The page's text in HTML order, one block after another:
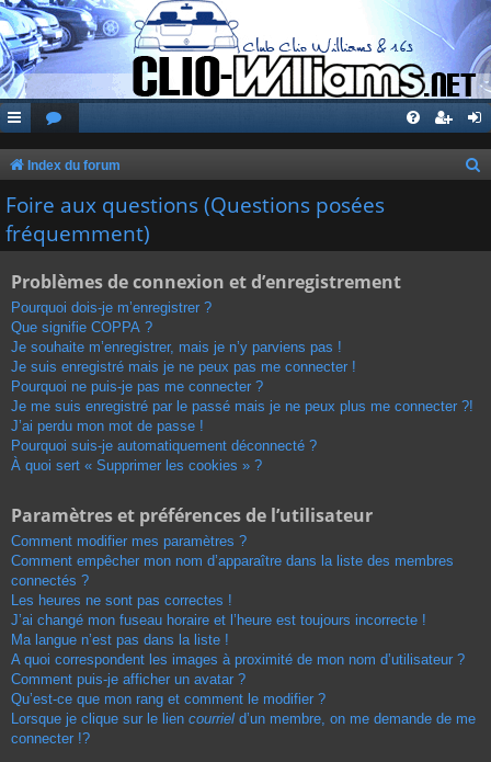
Index du forum
h
Foire aux questions (Questions posées
fréquemment)
Problèmes de connexion et d’enregistrement
Pourquoi dois-je m’enregistrer ?
Que signifie COPPA ?
Je souhaite m’enregistrer, mais je n’y parviens pas !
Je suis enregistré mais je ne peux pas me connecter !
Pourquoi ne puis-je pas me connecter ?
Je me suis enregistré par le passé mais je ne peux plus me connecter ?!
J’ai perdu mon mot de passe !
Pourquoi suis-je automatiquement déconnecté ?
À quoi sert « Supprimer les cookies » ?
Paramètres et préférences de l’utilisateur
Comment modifier mes paramètres ?
Comment empêcher mon nom d’apparaître dans la liste des membres
connectés ?
Les heures ne sont pas correctes !
J’ai changé mon fuseau horaire et l’heure est toujours incorrecte !
Ma langue n’est pas dans la liste !
A quoi correspondent les images à proximité de mon nom d’utilisateur ?
Comment puis-je afficher un avatar ?
Qu’est-ce que mon rang et comment le modifier ?
Lorsque je clique sur le lien courriel d’un membre, on me demande de me
connecter !?